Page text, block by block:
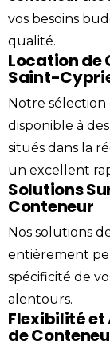
vos besoins
qualité.
Location de
Saint-
Notre
disponible à
situés dans la
un excellent
Solutions
Conteneur
Nos solutions
entièrement
spécificité de
alentours.
Flexibilité
de